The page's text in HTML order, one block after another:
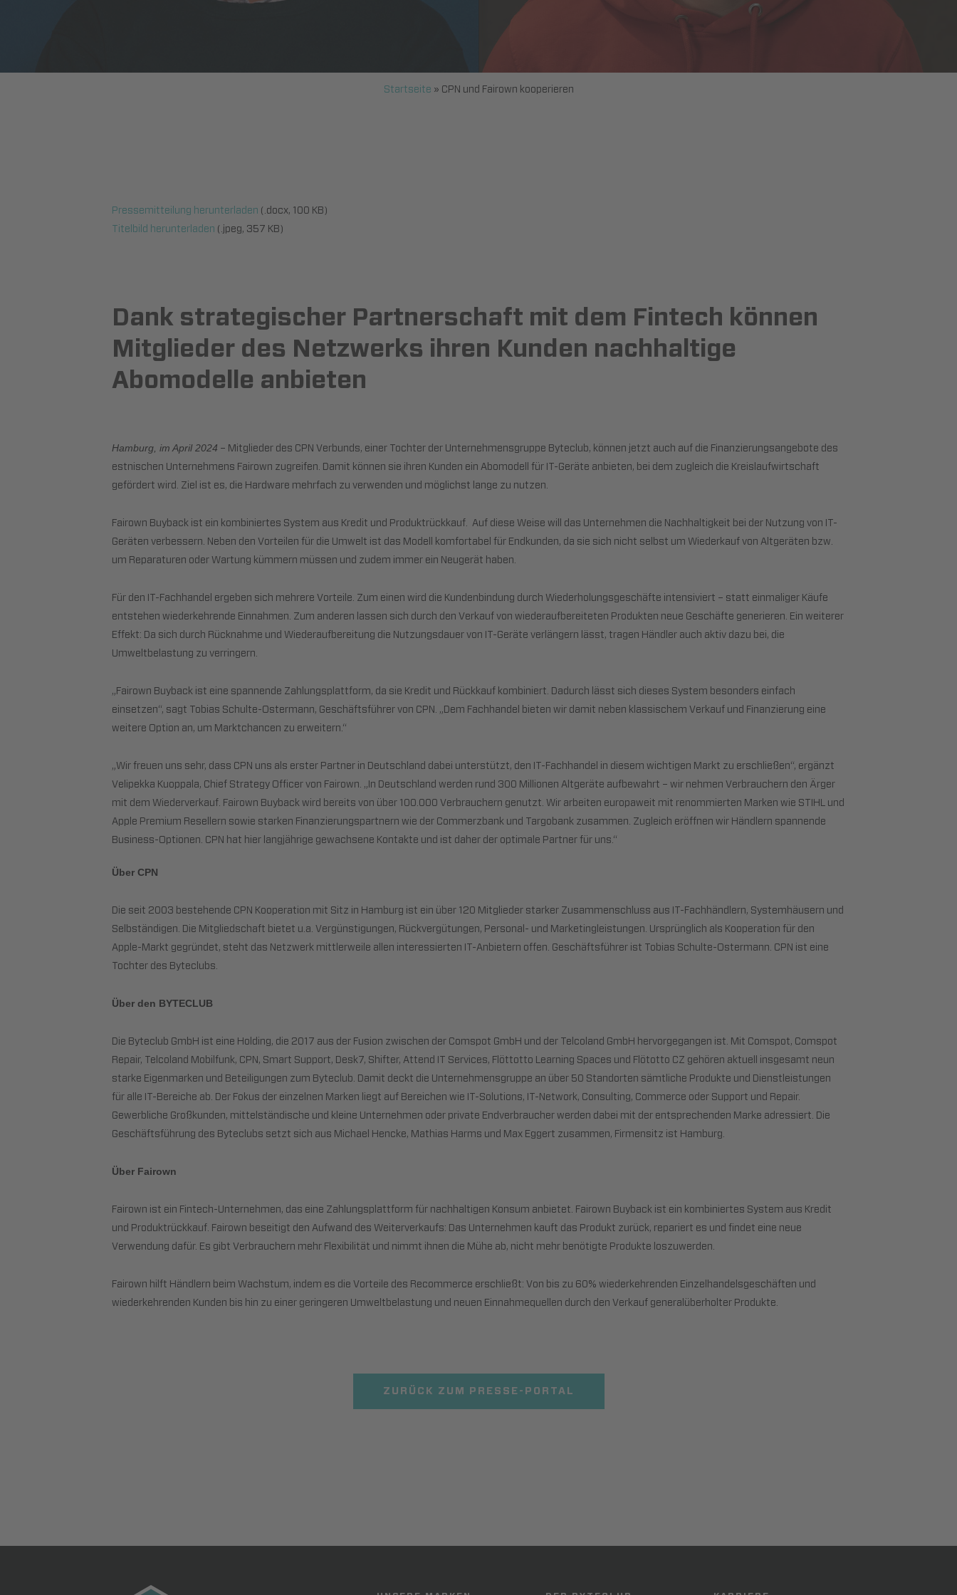
Startseite » CPN und Fairown kooperieren
Pressemitteilung herunterladen (.docx, 100 KB)
Titelbild herunterladen (.jpeg, 357 KB)
Dank strategischer Partnerschaft mit dem Fintech können
Mitglieder des Netzwerks ihren Kunden nachhaltige
Abomodelle anbieten
Hamburg, im April 2024 – Mitglieder des CPN Verbunds, einer Tochter der Unternehmensgruppe Byteclub, können jetzt auch auf die Finanzierungsangebote des
estnischen Unternehmens Fairown zugreifen. Damit können sie ihren Kunden ein Abomodell für IT-Geräte anbieten, bei dem zugleich die Kreislaufwirtschaft
gefördert wird. Ziel ist es, die Hardware mehrfach zu verwenden und möglichst lange zu nutzen.
Fairown Buyback ist ein kombiniertes System aus Kredit und Produktrückkauf. Auf diese Weise will das Unternehmen die Nachhaltigkeit bei der Nutzung von IT-
Geräten verbessern. Neben den Vorteilen für die Umwelt ist das Modell komfortabel für Endkunden, da sie sich nicht selbst um Wiederkauf von Altgeräten bzw.
um Reparaturen oder Wartung kümmern müssen und zudem immer ein Neugerät haben.
Für den IT-Fachhandel ergeben sich mehrere Vorteile. Zum einen wird die Kundenbindung durch Wiederholungsgeschäfte intensiviert – statt einmaliger Käufe
entstehen wiederkehrende Einnahmen. Zum anderen lassen sich durch den Verkauf von wiederaufbereiteten Produkten neue Geschäfte generieren. Ein weiterer
Effekt: Da sich durch Rücknahme und Wiederaufbereitung die Nutzungsdauer von IT-Geräte verlängern lässt, tragen Händler auch aktiv dazu bei, die
Umweltbelastung zu verringern.
„Fairown Buyback ist eine spannende Zahlungsplattform, da sie Kredit und Rückkauf kombiniert. Dadurch lässt sich dieses System besonders einfach
einsetzen“, sagt Tobias Schulte-Ostermann, Geschäftsführer von CPN. „Dem Fachhandel bieten wir damit neben klassischem Verkauf und Finanzierung eine
weitere Option an, um Marktchancen zu erweitern.“
„Wir freuen uns sehr, dass CPN uns als erster Partner in Deutschland dabei unterstützt, den IT-Fachhandel in diesem wichtigen Markt zu erschließen“, ergänzt
Velipekka Kuoppala, Chief Strategy Officer von Fairown. „In Deutschland werden rund 300 Millionen Altgeräte aufbewahrt – wir nehmen Verbrauchern den Ärger
mit dem Wiederverkauf. Fairown Buyback wird bereits von über 100.000 Verbrauchern genutzt. Wir arbeiten europaweit mit renommierten Marken wie STIHL und
Apple Premium Resellern sowie starken Finanzierungspartnern wie der Commerzbank und Targobank zusammen. Zugleich eröffnen wir Händlern spannende
Business-Optionen. CPN hat hier langjährige gewachsene Kontakte und ist daher der optimale Partner für uns.“
Über CPN
Die seit 2003 bestehende CPN Kooperation mit Sitz in Hamburg ist ein über 120 Mitglieder starker Zusammenschluss aus IT-Fachhändlern, Systemhäusern und
Selbständigen. Die Mitgliedschaft bietet u.a. Vergünstigungen, Rückvergütungen, Personal- und Marketingleistungen. Ursprünglich als Kooperation für den
Apple-Markt gegründet, steht das Netzwerk mittlerweile allen interessierten IT-Anbietern offen. Geschäftsführer ist Tobias Schulte-Ostermann. CPN ist eine
Tochter des Byteclubs.
Über den BYTECLUB
Die Byteclub GmbH ist eine Holding, die 2017 aus der Fusion zwischen der Comspot GmbH und der Telcoland GmbH hervorgegangen ist. Mit Comspot, Comspot
Repair, Telcoland Mobilfunk, CPN, Smart Support, Desk7, Shifter, Attend IT Services, Flöttotto Learning Spaces und Flötotto CZ gehören aktuell insgesamt neun
starke Eigenmarken und Beteiligungen zum Byteclub. Damit deckt die Unternehmensgruppe an über 50 Standorten sämtliche Produkte und Dienstleistungen
für alle IT-Bereiche ab. Der Fokus der einzelnen Marken liegt auf Bereichen wie IT-Solutions, IT-Network, Consulting, Commerce oder Support und Repair.
Gewerbliche Großkunden, mittelständische und kleine Unternehmen oder private Endverbraucher werden dabei mit der entsprechenden Marke adressiert. Die
Geschäftsführung des Byteclubs setzt sich aus Michael Hencke, Mathias Harms und Max Eggert zusammen, Firmensitz ist Hamburg.
Über Fairown
Fairown ist ein Fintech-Unternehmen, das eine Zahlungsplattform für nachhaltigen Konsum anbietet. Fairown Buyback ist ein kombiniertes System aus Kredit
und Produktrückkauf. Fairown beseitigt den Aufwand des Weiterverkaufs: Das Unternehmen kauft das Produkt zurück, repariert es und findet eine neue
Verwendung dafür. Es gibt Verbrauchern mehr Flexibilität und nimmt ihnen die Mühe ab, nicht mehr benötigte Produkte loszuwerden.
Fairown hilft Händlern beim Wachstum, indem es die Vorteile des Recommerce erschließt: Von bis zu 60% wiederkehrenden Einzelhandelsgeschäften und
wiederkehrenden Kunden bis hin zu einer geringeren Umweltbelastung und neuen Einnahmequellen durch den Verkauf generalüberholter Produkte.
ZURÜCK ZUM PRESSE-PORTAL